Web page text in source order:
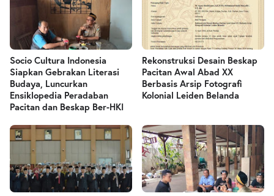
Socio Cultura Indonesia
Siapkan Gebrakan Literasi
Budaya, Luncurkan
Ensiklopedia Peradaban
Pacitan dan Beskap Ber-HKI
Rekonstruksi Desain Beskap
Pacitan Awal Abad XX
Berbasis Arsip Fotografi
Kolonial Leiden Belanda